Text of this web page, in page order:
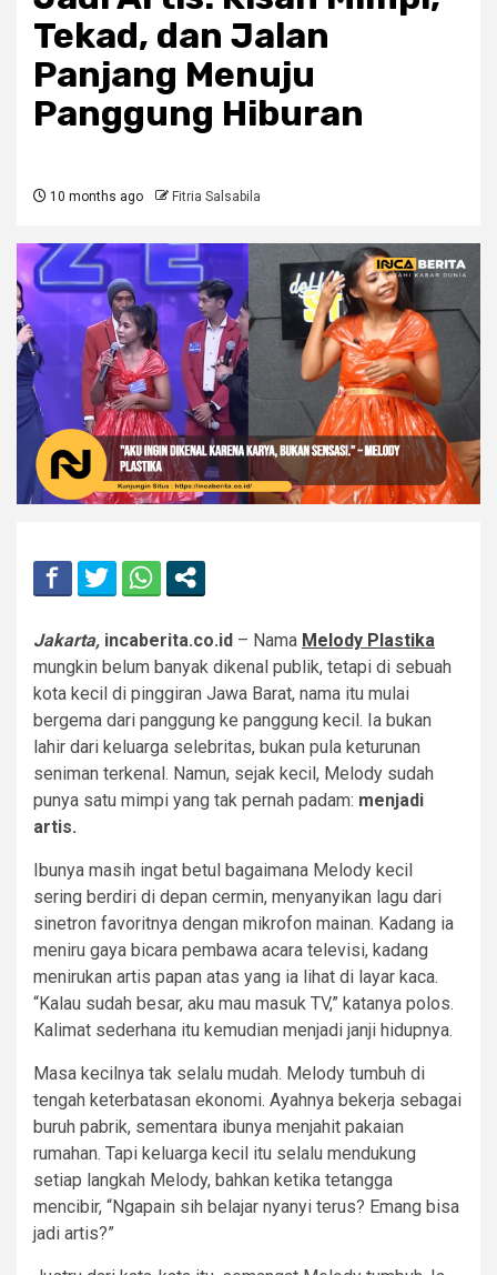
Tekad, dan Jalan
Panjang Menuju
Panggung Hiburan
10 months ago Fitria Salsabila
Jakarta, incaberita.co.id – Nama Melody Plastika
mungkin belum banyak dikenal publik, tetapi di sebuah
kota kecil di pinggiran Jawa Barat, nama itu mulai
bergema dari panggung ke panggung kecil. Ia bukan
lahir dari keluarga selebritas, bukan pula keturunan
seniman terkenal. Namun, sejak kecil, Melody sudah
punya satu mimpi yang tak pernah padam: menjadi
artis.
Ibunya masih ingat betul bagaimana Melody kecil
sering berdiri di depan cermin, menyanyikan lagu dari
sinetron favoritnya dengan mikrofon mainan. Kadang ia
meniru gaya bicara pembawa acara televisi, kadang
menirukan artis papan atas yang ia lihat di layar kaca.
“Kalau sudah besar, aku mau masuk TV,” katanya polos.
Kalimat sederhana itu kemudian menjadi janji hidupnya.
Masa kecilnya tak selalu mudah. Melody tumbuh di
tengah keterbatasan ekonomi. Ayahnya bekerja sebagai
buruh pabrik, sementara ibunya menjahit pakaian
rumahan. Tapi keluarga kecil itu selalu mendukung
setiap langkah Melody, bahkan ketika tetangga
mencibir, “Ngapain sih belajar nyanyi terus? Emang bisa
jadi artis?”